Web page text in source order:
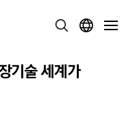
기술 세계가